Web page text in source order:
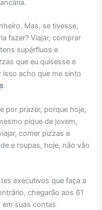
Mas, se tivesse,
fazer? Viajar, comprar
supérfluos e
que eu quisesse e
acho que me sinto
.
por prazer, porque hoje,
pique de jovem,
comer pizzas e
e roupas, hoje, não vão
executivos que faça a
chegarão aos 61
suas contas